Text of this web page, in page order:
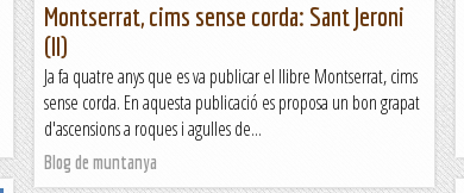
Montserrat, cims sense corda: Sant Jeroni
(II)
Ja fa quatre anys que es va publicar el llibre Montserrat, cims
sense corda. En aquesta publicació es proposa un bon grapat
d'ascensions a roques i agulles de...
Blog de muntanya